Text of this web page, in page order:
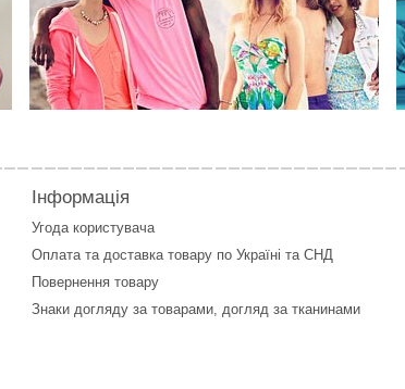
Інформація
Угода користувача
Оплата та доставка товару по Україні та СНД
Повернення товару
Знаки догляду за товарами, догляд за тканинами